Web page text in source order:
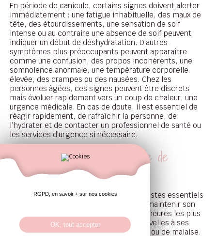
En période de canicule, certains signes doivent alerter
immédiatement : une fatigue inhabituelle, des maux de
tête, des étourdissements, une sensation de soif
intense ou au contraire une absence de soif peuvent
indiquer un début de déshydratation. D’autres
symptômes plus préoccupants peuvent apparaître
comme une confusion, des propos incohérents, une
somnolence anormale, une température corporelle
élevée, des crampes ou des nausées. Chez les
personnes âgées, ces signes peuvent être discrets
mais évoluer rapidement vers un coup de chaleur, une
urgence médicale. En cas de doute, il est essentiel de
réagir rapidement, de rafraîchir la personne, de
l’hydrater et de contacter un professionnel de santé ou
les services d’urgence si nécessaire.
Les bons réflexes en période de
canicule
Il est important de rappeler quelques gestes essentiels
: boire régulièrement, même sans soif, maintenir son
logement au frais, éviter les sorties aux heures les plus
chaudes, donner régulièrement des nouvelles à ses
proches, surveiller les signes de fatigue ou de malaise.
RGPD, en savoir + sur nos cookies
OK, tout accepter